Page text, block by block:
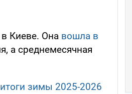
Киеве. Она вошла в
а среднемесячная
итоги зимы 2025-2026